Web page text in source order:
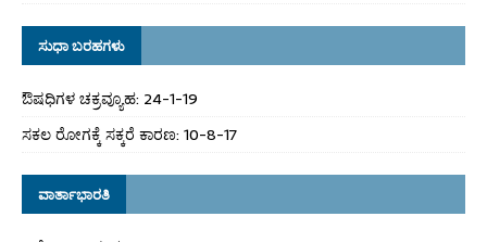
ಸುಧಾ ಬರಹಗಳು
ಔಷಧಿಗಳ ಚಕ್ರವ್ಯೂಹ: 24-1-19
ಸಕಲ ರೋಗಕ್ಕೆ ಸಕ್ಕರೆ ಕಾರಣ: 10-8-17
ವಾರ್ತಾಭಾರತಿ